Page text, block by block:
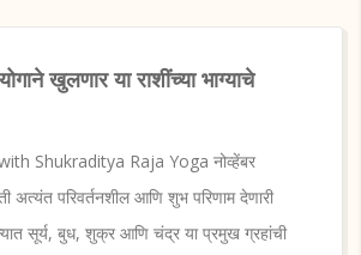
खुलणार या राशींच्या भाग्याचे
Shukraditya Raja Yoga नोव्हेंबर
अत्यंत परिवर्तनशील आणि शुभ परिणाम देणारी
सूर्य, बुध, शुक्र आणि चंद्र या प्रमुख ग्रहांची